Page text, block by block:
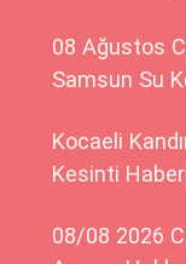
08 Ağustos
Samsun Su
Kocaeli
Kesinti
08/08 2026